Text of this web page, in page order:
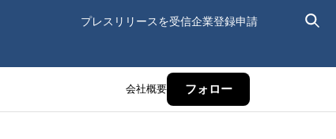
プレスリリースを受信企業登録申請
会社概要 フォロー